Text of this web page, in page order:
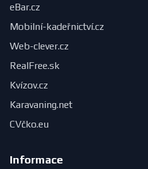
eBar.cz
Mobilní-kadeřnictví.cz
Web-clever.cz
RealFree.sk
Kvízov.cz
Karavaning.net
CVčko.eu
Informace